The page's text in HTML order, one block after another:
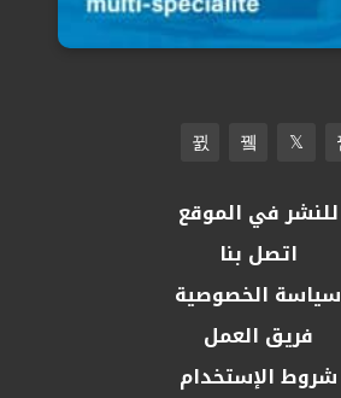
للنشر في الموقع
اتصل بنا
سياسة الخصوصية
فريق العمل
شروط الإستخدام